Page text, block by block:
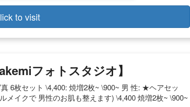
to visit
フォトスタジオ】
6枚セット \4,400: 焼増2枚~ \900~ 男 性: ★ヘアセッ
メイクで 男性のお肌も整えます) \4,400 焼増2枚~ \900~